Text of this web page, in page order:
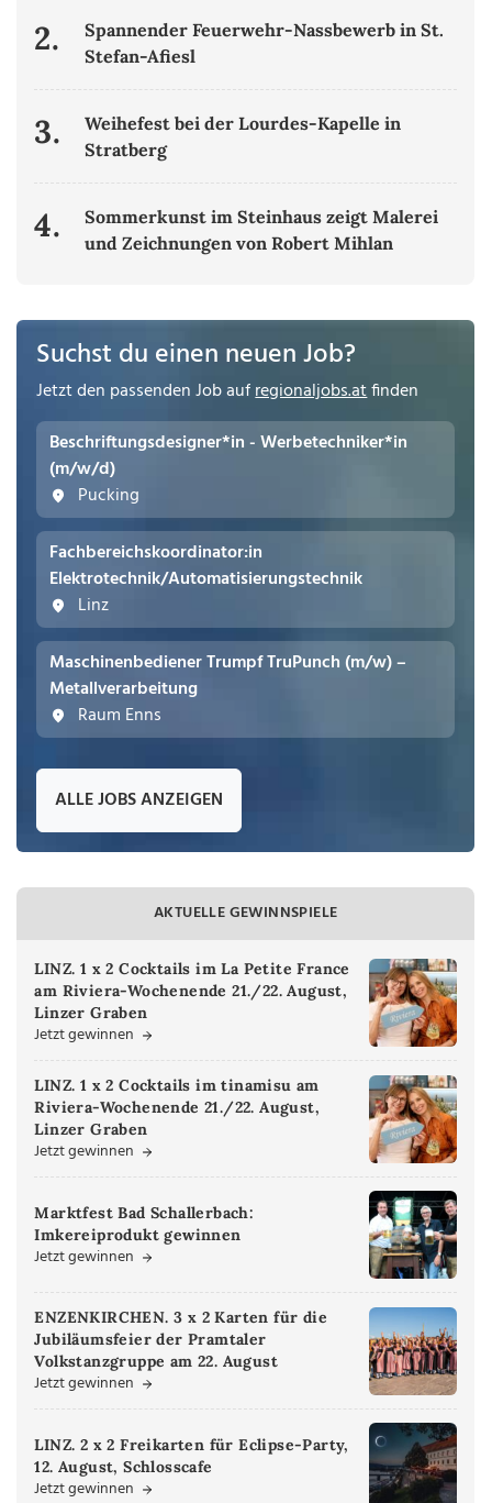
2.
Spannender Feuerwehr-Nassbewerb in St.
Stefan-Afiesl
3.
Weihefest bei der Lourdes-Kapelle in
Stratberg
4.
Sommerkunst im Steinhaus zeigt Malerei
und Zeichnungen von Robert Mihlan
Suchst du einen neuen Job?
Jetzt den passenden Job aufregionaljobs.atfinden
Beschriftungsdesigner*in - Werbetechniker*in
(m/w/d)
Pucking
Fachbereichskoordinator:in
Elektrotechnik/Automatisierungstechnik
Linz
Maschinenbediener Trumpf TruPunch (m/w) –
Metallverarbeitung
Raum Enns
ALLE JOBS ANZEIGEN
AKTUELLE GEWINNSPIELE
LINZ. 1 x 2 Cocktails im La Petite France
am Riviera-Wochenende 21./22. August,
Linzer Graben
Jetzt gewinnen
LINZ. 1 x 2 Cocktails im tinamisu am
Riviera-Wochenende 21./22. August,
Linzer Graben
Jetzt gewinnen
Marktfest Bad Schallerbach:
Imkereiprodukt gewinnen
Jetzt gewinnen
ENZENKIRCHEN. 3 x 2 Karten für die
Jubiläumsfeier der Pramtaler
Volkstanzgruppe am 22. August
Jetzt gewinnen
LINZ. 2 x 2 Freikarten für Eclipse-Party,
12. August, Schlosscafe
Jetzt gewinnen